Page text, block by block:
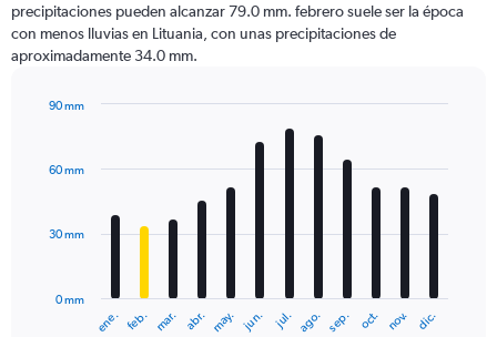
precipitaciones pueden alcanzar 79.0 mm. febrero suele ser la época
con menos lluvias en Lituania, con unas precipitaciones de
aproximadamente 34.0 mm.
with
12
The
ene. feb. mar. abr. may. jun. jul. ago. sep. oct. nov. dic.
0 mm
30 mm
60 mm
90 mm